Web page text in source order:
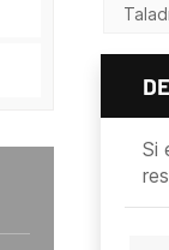
Si